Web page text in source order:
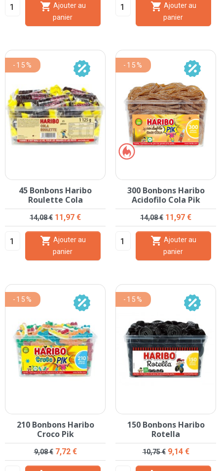

panier

panier
45 Bonbons Haribo
Roulette Cola
Prix de base
14,08 € Prix
11,97 €

panier
-15%
300 Bonbons Haribo
Acidofilo Cola Pik
Prix de base
14,08 € Prix
11,97 €

panier
-15%
210 Bonbons Haribo
Croco Pik
Prix de base
9,08 € Prix
7,72 €
-15%
150 Bonbons Haribo
Rotella
Prix de base
10,75 € Prix
9,14 €
-15%